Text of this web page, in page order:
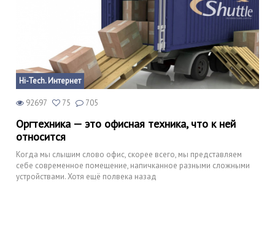
Hi-Tech. Интернет
92697 75 705
Оргтехника — это офисная техника, что к ней
относится
Когда мы слышим слово офис, скорее всего, мы представляем
себе современное помещение, напичканное разными сложными
устройствами. Хотя ещё полвека назад